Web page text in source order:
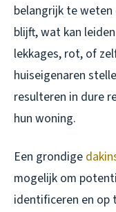
belangrijk te
blijft, wat kan
lekkages, rot, of
huiseigenaren
resulteren in dure
hun woning.
Een grondige
mogelijk om
identificeren en op